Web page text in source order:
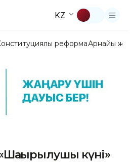
KZ
реформаАрнайы
күні»